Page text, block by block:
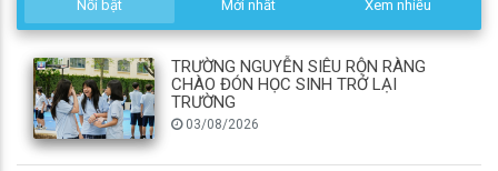
Nổi bật Mới nhất Xem nhiều
TRƯỜNG NGUYỄN SIÊU RỘN RÀNG
CHÀO ĐÓN HỌC SINH TRỞ LẠI
TRƯỜNG
03/08/2026